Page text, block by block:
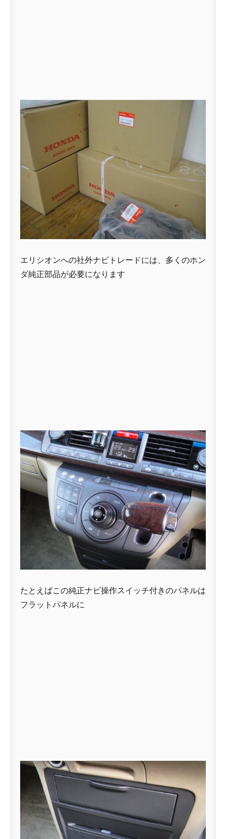
エリシオンへの社外ナビトレードには、多くのホン
ダ純正部品が必要になります
たとえばこの純正ナビ操作スイッチ付きのパネルは
フラットパネルに